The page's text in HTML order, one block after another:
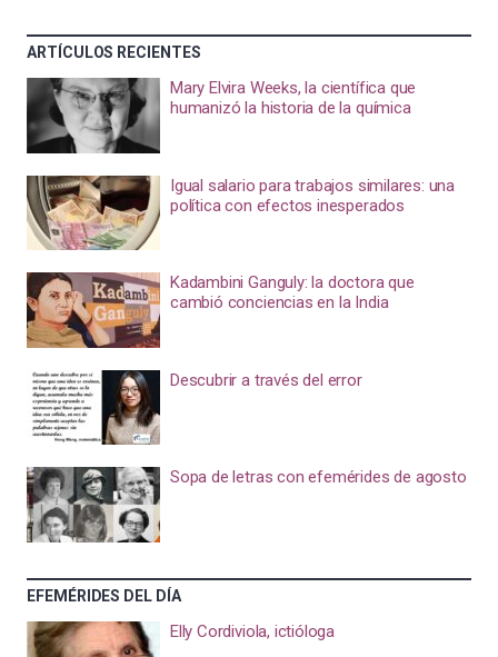
ARTÍCULOS RECIENTES
Mary Elvira Weeks, la científica que
humanizó la historia de la química
Igual salario para trabajos similares: una
política con efectos inesperados
Kadambini Ganguly: la doctora que
cambió conciencias en la India
Descubrir a través del error
Sopa de letras con efemérides de agosto
EFEMÉRIDES DEL DÍA
Elly Cordiviola, ictióloga